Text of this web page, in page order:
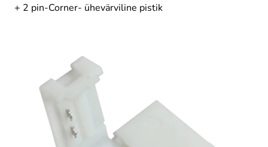
+ 2 pin-Corner- ühevärviline pistik